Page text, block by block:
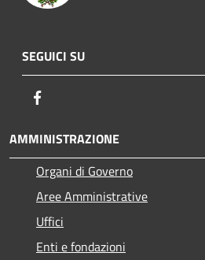
SEGUICI SU
AMMINISTRAZIONE
Organi di Governo
Aree Amministrative
Uffici
Enti e fondazioni